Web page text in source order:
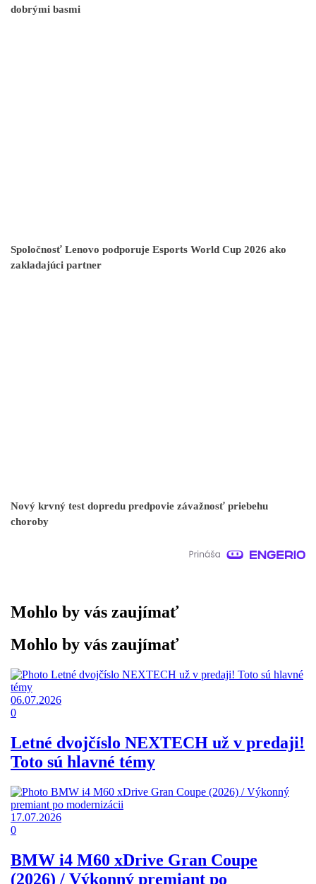
dobrými basmi
Spoločnosť Lenovo podporuje Esports World Cup 2026 ako
zakladajúci partner
Nový krvný test dopredu predpovie závažnosť priebehu
choroby
Mohlo by vás zaujímať
Mohlo by vás zaujímať
06.07.2026
0
Letné dvojčíslo NEXTECH už v predaji!
Toto sú hlavné témy
17.07.2026
0
BMW i4 M60 xDrive Gran Coupe
(2026) / Výkonný premiant po